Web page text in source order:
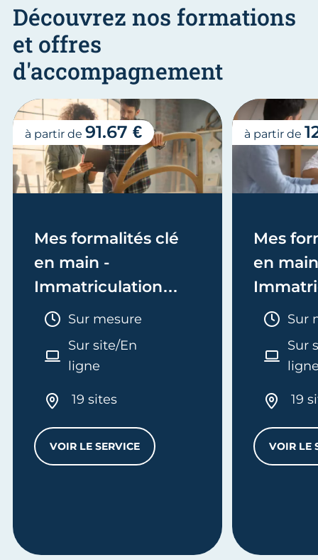
Découvrez nos formations
et offres
d'accompagnement
Mes formalités clé
en main -
Immatriculation
(EI/Micro-entreprise
Durée :
Sur mesure
Sur site/En
ligne
19 sites
VOIR LE SERVICEMES FORMALITÉS CLÉ EN MAIN -
à partir de 91.67 €
Mes
en
Sur
Sur
19
VOIR LE
à partir de